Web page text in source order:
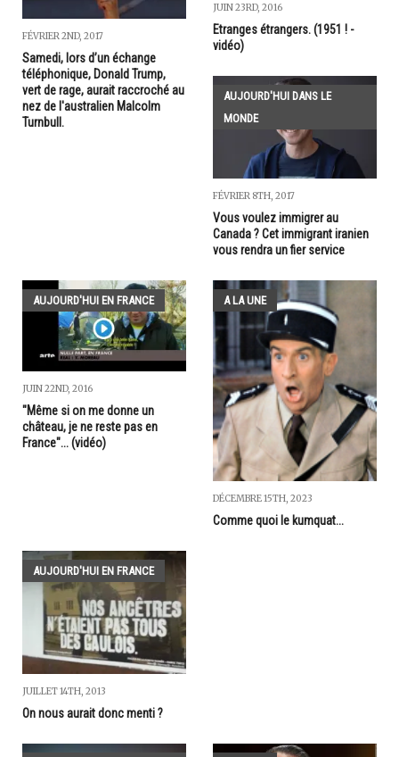
FÉVRIER 2ND, 2017
Samedi, lors d’un échange
téléphonique, Donald Trump,
vert de rage, aurait raccroché au
nez de l'australien Malcolm
Turnbull.
JUIN 23RD, 2016
Etranges étrangers. (1951 ! -
vidéo)
AUJOURD'HUI DANS LE
MONDE
FÉVRIER 8TH, 2017
Vous voulez immigrer au
Canada ? Cet immigrant iranien
vous rendra un fier service
AUJOURD'HUI EN FRANCE
JUIN 22ND, 2016
"Même si on me donne un
château, je ne reste pas en
France"... (vidéo)
A LA UNE
DÉCEMBRE 15TH, 2023
Comme quoi le kumquat...
AUJOURD'HUI EN FRANCE
JUILLET 14TH, 2013
On nous aurait donc menti ?